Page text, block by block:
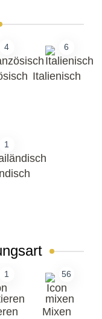
4 6
Italienisch
1
1 56
Mixen